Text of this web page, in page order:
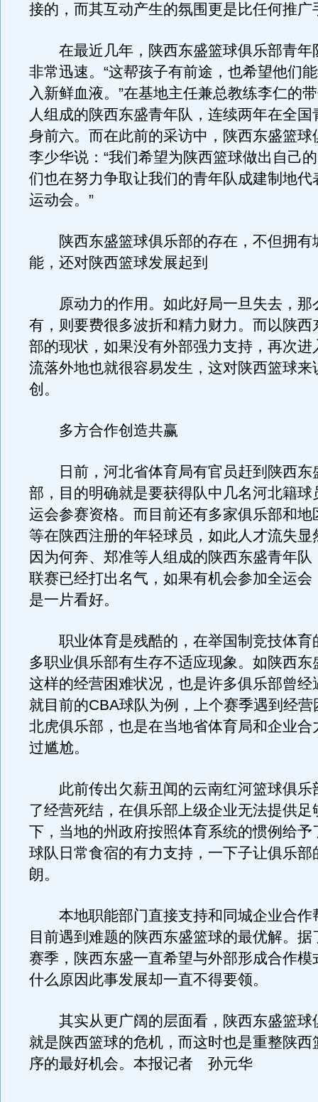
接的，而其互动产生的氛围更是比任何推广
在最近几年，陕西东盛篮球俱乐部青年
非常迅速。“这帮孩子有前途，也希望他们
入新鲜血液。”在基地主任兼总教练李仁的
人组成的陕西东盛青年队，连续两年在全国
身前六。而在此前的采访中，陕西东盛篮球
李少华说：“我们希望为陕西篮球做出自己
们也在努力争取让我们的青年队成建制地代
运动会。”
陕西东盛篮球俱乐部的存在，不但拥有
能，还对陕西篮球发展起到
原动力的作用。如此好局一旦失去，那
有，则要费很多波折和精力财力。而以陕西
部的现状，如果没有外部强力支持，再次进
流落外地也就很容易发生，这对陕西篮球来
创。
多方合作创造共赢
日前，河北省体育局有官员赶到陕西东
部，目的明确就是要获得队中几名河北籍球
运会参赛资格。而目前还有多家俱乐部和地
等在陕西注册的年轻球员，如此人才流失显
因为何奔、郑准等人组成的陕西东盛青年队
联赛已经打出名气，如果有机会参加全运会
是一片看好。
职业体育是残酷的，在举国制竞技体育
多职业俱乐部有生存不适应现象。如陕西东
这样的经营困难状况，也是许多俱乐部曾经
就目前的CBA球队为例，上个赛季遇到经营
北虎俱乐部，也是在当地省体育局和企业合
过尴尬。
此前传出欠薪丑闻的云南红河篮球俱乐
了经营死结，在俱乐部上级企业无法提供足
下，当地的州政府按照体育系统的惯例给予
球队日常食宿的有力支持，一下子让俱乐部
朗。
本地职能部门直接支持和同城企业合作
目前遇到难题的陕西东盛篮球的最优解。据
赛季，陕西东盛一直希望与外部形成合作模
什么原因此事发展却一直不得要领。
其实从更广阔的层面看，陕西东盛篮球
就是陕西篮球的危机，而这时也是重整陕西
序的最好机会。本报记者 孙元华